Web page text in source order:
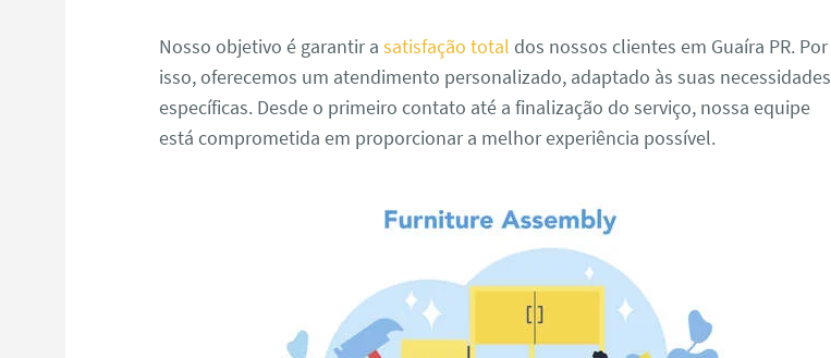
Nosso objetivo é garantir asatisfação total dos nossos clientes em Guaíra PR. Por
isso, oferecemos um atendimento personalizado, adaptado às suas necessidades
específicas. Desde o primeiro contato até a finalização do serviço, nossa equipe
está comprometida em proporcionar a melhor experiência possível.